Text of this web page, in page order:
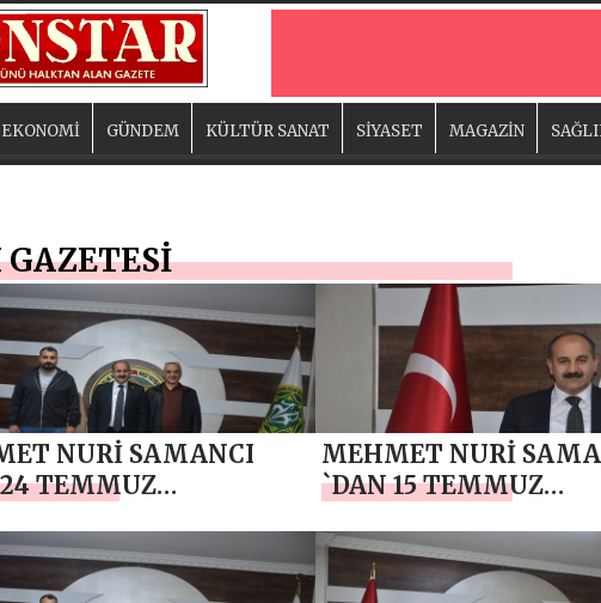
EKONOMİ GÜNDEM KÜLTÜR SANAT SİYASET MAGAZİN
GAZETESİ
NURİ SAMANCI
TEMMUZ
MESAJI
MEHMET NURİ
`DAN 15 TEMMUZ
GÜNÜ MESAJI